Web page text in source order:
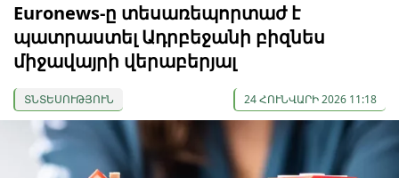
Euronews-ը տեսառեպորտաժ է
պատրաստել Ադրբեջանի բիզնես
միջավայրի վերաբերյալ
ՏՆՏԵՍՈՒԹՅՈՒՆ 24 ՀՈՒՆՎԱՐԻ 2026 11:18